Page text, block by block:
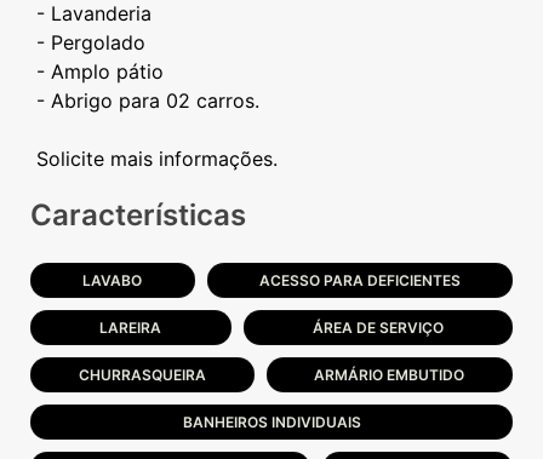
- Lavanderia
- Pergolado
- Amplo pátio
- Abrigo para 02 carros.
Características
LAVABO ACESSO PARA DEFICIENTES
LAREIRA ÁREA DE SERVIÇO
CHURRASQUEIRA ARMÁRIO EMBUTIDO
BANHEIROS INDIVIDUAIS